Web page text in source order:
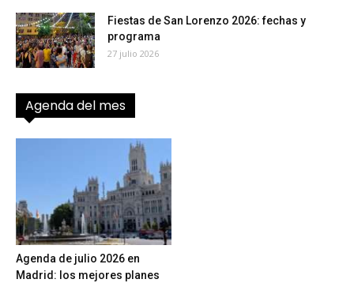
Fiestas de San Lorenzo 2026: fechas y
programa
27 julio 2026
Agenda del mes
Agenda de julio 2026 en
Madrid: los mejores planes